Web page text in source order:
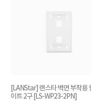
[LANStar] 랜스타 벽면 부착용
이트 2구 [LS-WP23-2PN]